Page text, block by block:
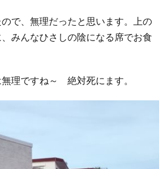
で、無理だったと思います。上の
みんなひさしの陰になる席でお食
理ですね～ 絶対死にます。